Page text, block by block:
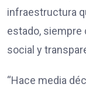
infraestructura
estado,
social y
“Hace media